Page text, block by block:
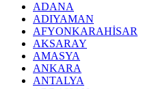
ADANA
ADIYAMAN
AFYONKARAHİSAR
AKSARAY
AMASYA
ANKARA
ANTALYA